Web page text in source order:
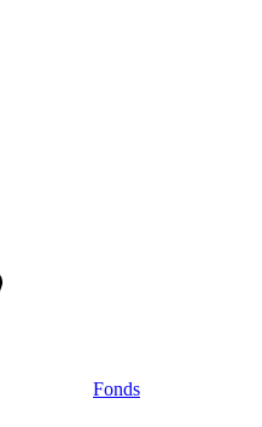
Fonds